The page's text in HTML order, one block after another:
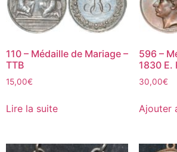
110 – Médaille de Mariage –
TTB
15,00€
Lire la suite
596 –
1830 E.
30,00€
Ajouter